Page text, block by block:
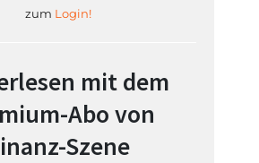
zum Login!
mit dem
Abo von
Szene